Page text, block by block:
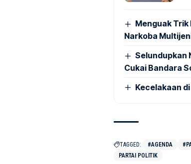
Menguak Trik
Narkoba
Selundupkan
Cukai Bandara
Kecelakaan
TAGGED: #AGENDA
PARTAI POLITIK